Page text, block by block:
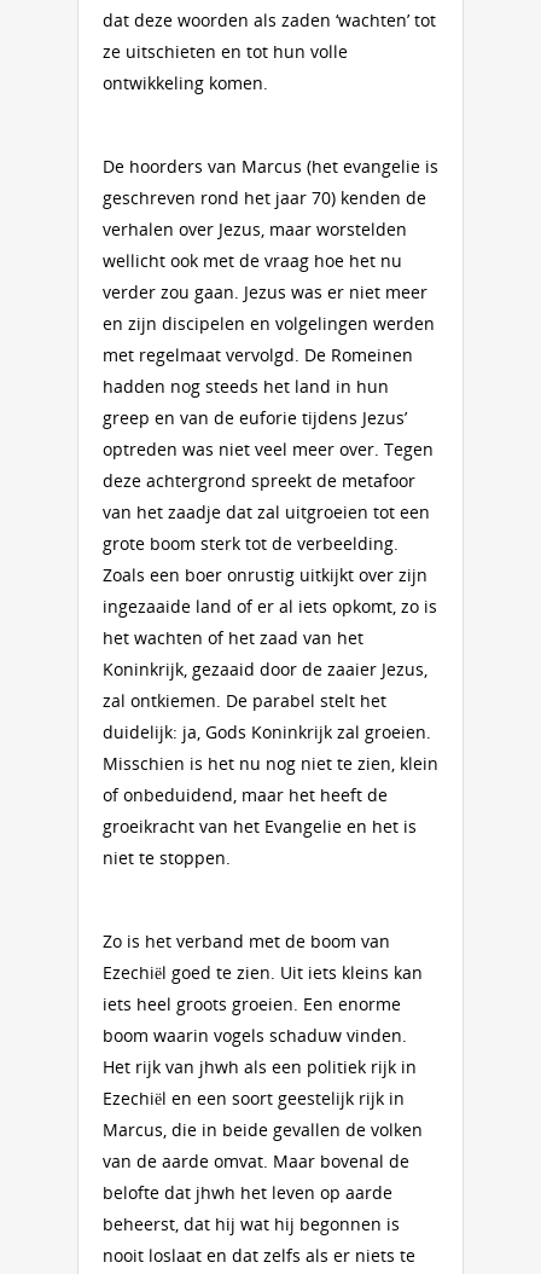
dat deze woorden als zaden ‘wachten’ tot
ze uitschieten en tot hun volle
ontwikkeling komen.
De hoorders van Marcus (het evangelie is
geschreven rond het jaar 70) kenden de
verhalen over Jezus, maar worstelden
wellicht ook met de vraag hoe het nu
verder zou gaan. Jezus was er niet meer
en zijn discipelen en volgelingen werden
met regelmaat vervolgd. De Romeinen
hadden nog steeds het land in hun
greep en van de euforie tijdens Jezus’
optreden was niet veel meer over. Tegen
deze achtergrond spreekt de metafoor
van het zaadje dat zal uitgroeien tot een
grote boom sterk tot de verbeelding.
Zoals een boer onrustig uitkijkt over zijn
ingezaaide land of er al iets opkomt, zo is
het wachten of het zaad van het
Koninkrijk, gezaaid door de zaaier Jezus,
zal ontkiemen. De parabel stelt het
duidelijk: ja, Gods Koninkrijk zal groeien.
Misschien is het nu nog niet te zien, klein
of onbeduidend, maar het heeft de
groeikracht van het Evangelie en het is
niet te stoppen.
Zo is het verband met de boom van
Ezechiël goed te zien. Uit iets kleins kan
iets heel groots groeien. Een enorme
boom waarin vogels schaduw vinden.
Het rijk van jhwh als een politiek rijk in
Ezechiël en een soort geestelijk rijk in
Marcus, die in beide gevallen de volken
van de aarde omvat. Maar bovenal de
belofte dat jhwh het leven op aarde
beheerst, dat hij wat hij begonnen is
nooit loslaat en dat zelfs als er niets te